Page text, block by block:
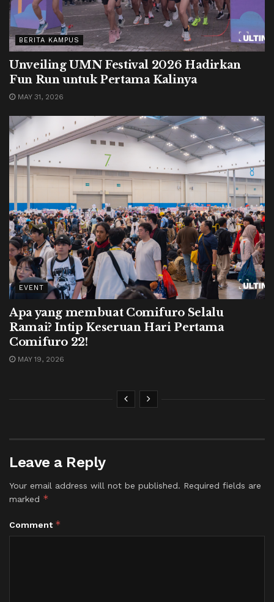
BERITA KAMPUS
Unveiling UMN Festival 2026 Hadirkan
Fun Run untuk Pertama Kalinya
MAY 31, 2026
EVENT
Apa yang membuat Comifuro Selalu
Ramai? Intip Keseruan Hari Pertama
Comifuro 22!
MAY 19, 2026
Leave a Reply
Your email address will not be published. Required fields are
marked *
Comment *